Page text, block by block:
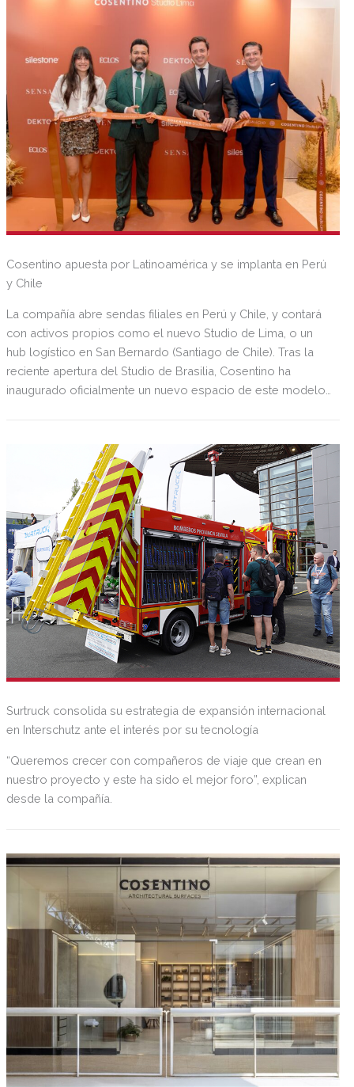
Cosentino apuesta por Latinoamérica y se implanta en Perú
y Chile
La compañía abre sendas filiales en Perú y Chile, y contará
con activos propios como el nuevo Studio de Lima, o un
hub logístico en San Bernardo (Santiago de Chile). Tras la
reciente apertura del Studio de Brasilia, Cosentino ha
inaugurado oficialmente un nuevo espacio de este modelo
Surtruck consolida su estrategia de expansión internacional
en Interschutz ante el interés por su tecnología
“Queremos crecer con compañeros de viaje que crean en
nuestro proyecto y este ha sido el mejor foro”, explican
desde la compañía.